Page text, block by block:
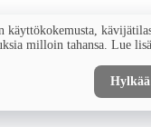
käyttökokemusta,
milloin tahansa. Lue
Hylkää